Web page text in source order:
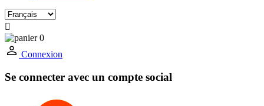

0
Connexion
Se connecter avec un compte social